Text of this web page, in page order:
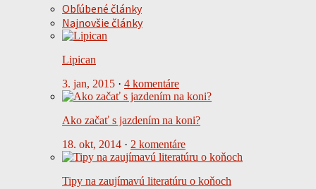
Obľúbené články
Najnovšie články
Lipican
3. jan, 2015 · 4 komentáre
Ako začať s jazdením na koni?
18. okt, 2014 · 2 komentáre
Tipy na zaujímavú literatúru o koňoch